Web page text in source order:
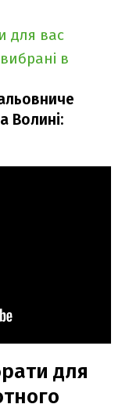
для вас
в
Волині:
для